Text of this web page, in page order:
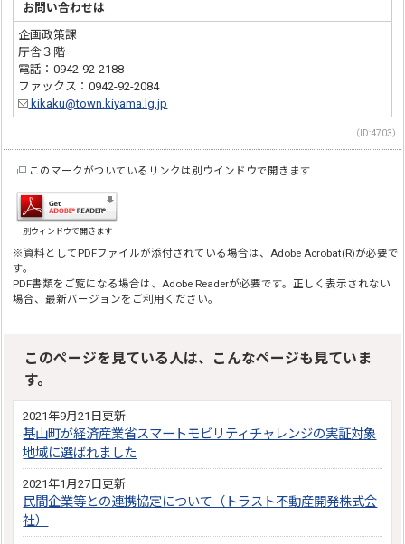
お問い合わせは
企画政策課
庁舎３階
電話：0942-92-2188
ファックス：0942-92-2084
kikaku@town.kiyama.lg.jp
（ID:4703）
このマークがついているリンクは別ウインドウで開きます
別ウィンドウで開きます
※資料としてPDFファイルが添付されている場合は、Adobe Acrobat(R)が必要で
す。
PDF書類をご覧になる場合は、Adobe Readerが必要です。正しく表示されない
場合、最新バージョンをご利用ください。
このページを見ている人は、こんなページも見ていま
す。
2021年9月21日更新
基山町が経済産業省スマートモビリティチャレンジの実証対象
地域に選ばれました
2021年1月27日更新
民間企業等との連携協定について（トラスト不動産開発株式会
社）